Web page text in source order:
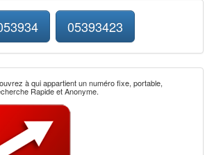
05393423
à qui appartient un numéro fixe, portable,
Rapide et Anonyme.